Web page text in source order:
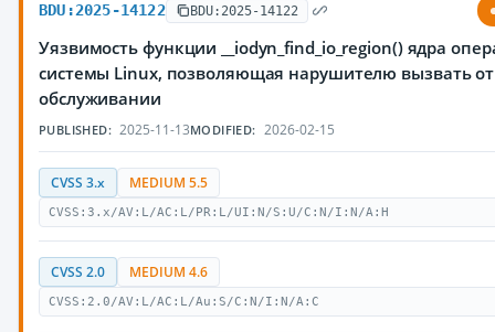
BDU:2025-14122 BDU:2025-14122
Уязвимость функции __iodyn_find_io_region() ядра
системы Linux, позволяющая нарушителю вызвать
обслуживании
PUBLISHED: 2025-11-13MODIFIED: 2026-02-15
CVSS 3.x MEDIUM 5.5
CVSS:3.x/AV:L/AC:L/PR:L/UI:N/S:U/C:N/I:N/A:H
CVSS 2.0 MEDIUM 4.6
CVSS:2.0/AV:L/AC:L/Au:S/C:N/I:N/A:C